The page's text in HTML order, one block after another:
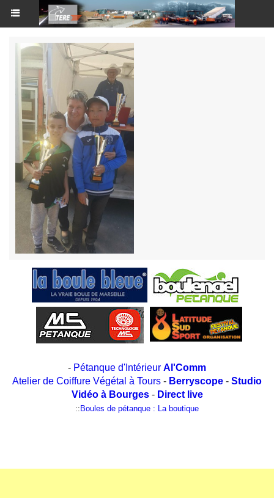
- Pétanque d'Intérieur Al'Comm
Atelier de Coiffure Végétal à Tours - Berryscope - Studio
Vidéo à Bourges- Direct live
:: Boules de pétanque : La boutique